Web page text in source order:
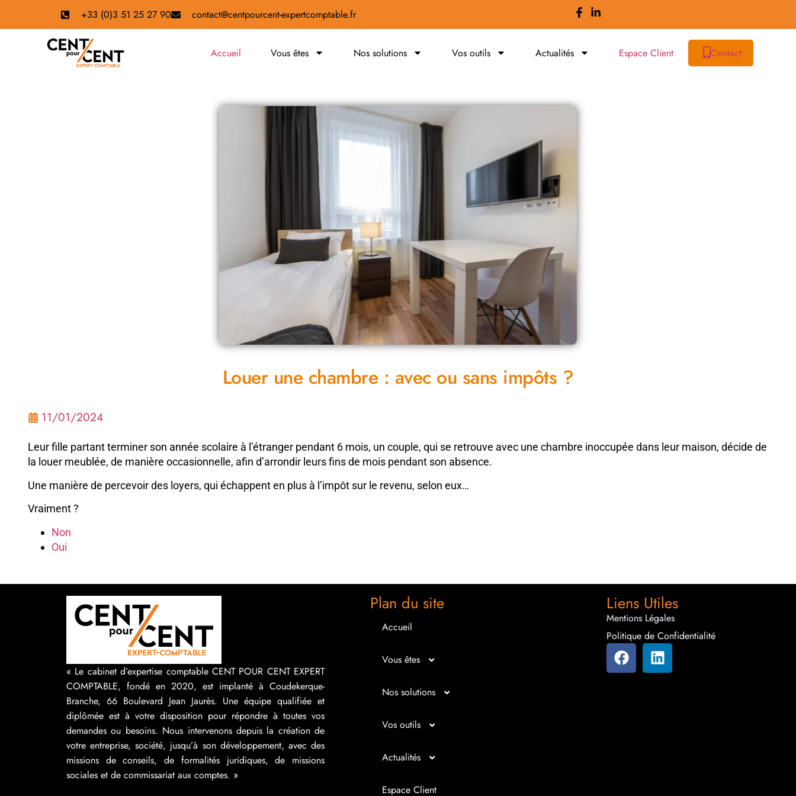
+33 (0)3 51 25 27 90 contact@centpourcent-expertcomptable.fr
Accueil Vous êtes Nos solutions Vos outils Actualités Espace Client Contact
Louer une chambre : avec ou sans impôts ?
11/01/2024
Leur fille partant terminer son année scolaire à l’étranger pendant 6 mois, un couple, qui se retrouve avec une chambre inoccupée dans leur maison, décide de
la louer meublée, de manière occasionnelle, afin d’arrondir leurs fins de mois pendant son absence.
Une manière de percevoir des loyers, qui échappent en plus à l’impôt sur le revenu, selon eux…
Vraiment ?
Non
Oui
« Le cabinet d’expertise comptable CENT POUR CENT EXPERT
COMPTABLE, fondé en 2020, est implanté à Coudekerque-
Branche, 66 Boulevard Jean Jaurès. Une équipe qualifiée et
diplômée est à votre disposition pour répondre à toutes vos
demandes ou besoins. Nous intervenons depuis la création de
votre entreprise, société, jusqu’à son développement, avec des
missions de conseils, de formalités juridiques, de missions
sociales et de commissariat aux comptes. »
Plan du site
Accueil
Vous êtes
Micro entrepreneur
Créateur d’entreprise
Repreneur d’entreprise
Nos solutions
Entrepreunariat
Gestion
Juridique
Vos outils
Bilan imagé
Tableau de bord
Actualités
Actualités
Espace Client
Liens Utiles
Mentions Légales
Politique de Confidentialité